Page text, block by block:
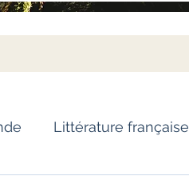
Littérature française